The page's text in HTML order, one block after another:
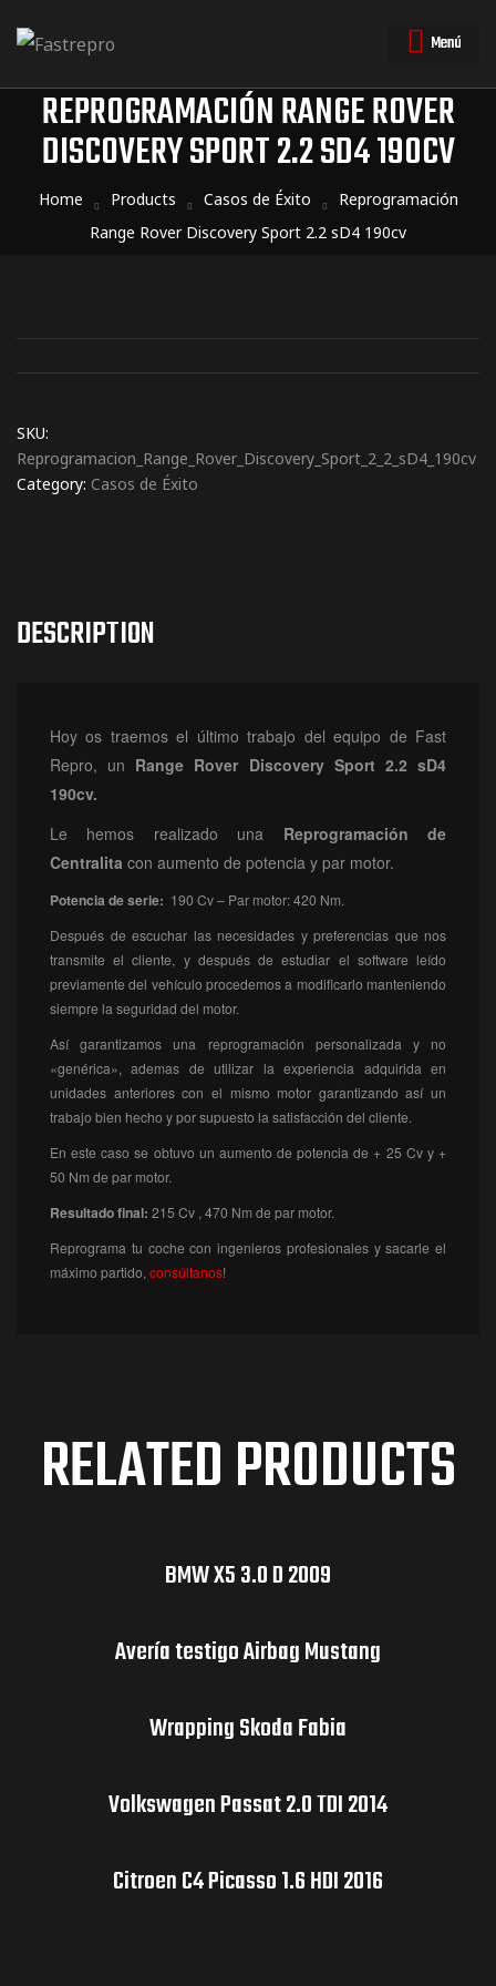
Menú
REPROGRAMACIÓN RANGE ROVER
DISCOVERY SPORT 2.2 SD4 190CV
Home Products Casos de Éxito
Reprogramación
Range Rover Discovery Sport 2.2 sD4 190cv
SKU:
Reprogramacion_Range_Rover_Discovery_Sport_2_2_sD4_190cv
Category: Casos de Éxito
DESCRIPTION
Hoy os traemos el último trabajo del equipo de Fast
Repro, un Range Rover Discovery Sport 2.2 sD4
190cv.
Le hemos realizado una Reprogramaciónde
Centralita con aumento de potencia y par motor.
Potencia de serie: 190 Cv – Par motor: 420 Nm.
Después de escuchar las necesidades y preferencias que nos
transmite el cliente, y después de estudiar el software leído
previamente del vehículo procedemos a modificarlo manteniendo
siempre la seguridad del motor.
Así garantizamos una reprogramación personalizada y no
«genérica», ademas de utilizar la experiencia adquirida en
unidades anteriores con el mismo motor garantizando así un
trabajo bien hecho y por supuesto la satisfacción del cliente.
En este caso se obtuvo un aumento de potencia de + 25 Cv y +
50 Nm de par motor.
Resultado final: 215 Cv , 470 Nm de par motor.
Reprograma tu coche con ingenieros profesionales y sacarle el
máximo partido, consúltanos!
RELATED PRODUCTS
BMW X5 3.0 D 2009
Avería testigo Airbag Mustang
Wrapping Skoda Fabia
Volkswagen Passat 2.0 TDI 2014
Citroen C4 Picasso 1.6 HDI 2016